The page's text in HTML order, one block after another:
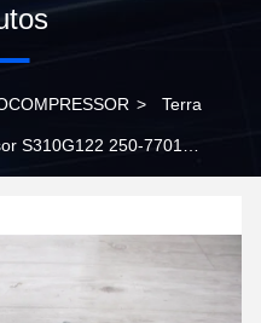
> Terra
S310G122 250-7701